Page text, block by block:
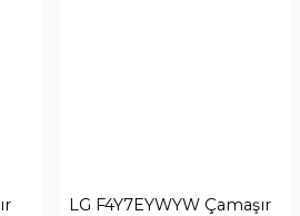
LG F4Y7EYWYW Çamaşır